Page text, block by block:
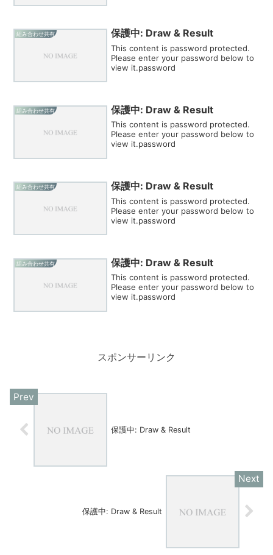
組み合わせ共有 保護中: Draw & Result
This content is password protected.
Please enter your password below to
view it.password
組み合わせ共有 保護中: Draw & Result
This content is password protected.
Please enter your password below to
view it.password
組み合わせ共有 保護中: Draw & Result
This content is password protected.
Please enter your password below to
view it.password
組み合わせ共有 保護中: Draw & Result
This content is password protected.
Please enter your password below to
view it.password
スポンサーリンク
保護中: Draw & Result
保護中: Draw & Result